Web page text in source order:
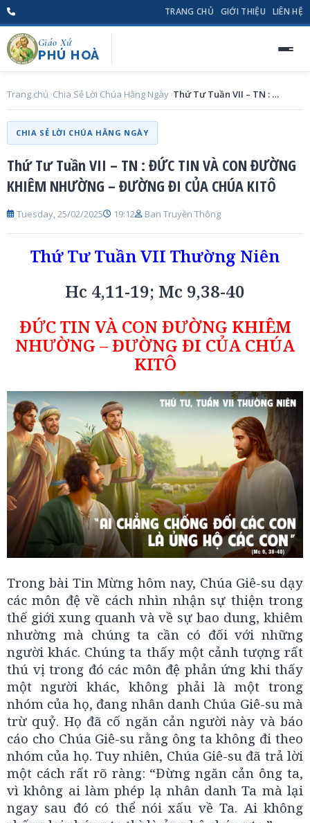
TRANG CHỦ GIỚI THIỆU LIÊN HỆ
Giáo Xứ
PHÚ HOÀ
Trang chủ Chia Sẻ Lời Chúa Hằng Ngày Thứ Tư Tuần VII – TN : ĐỨC TIN VÀ CON ĐƯỜNG KHIÊM NHƯỜNG – ĐƯỜNG ĐI CỦA CHÚA KITÔ
CHIA SẺ LỜI CHÚA HẰNG NGÀY
Thứ Tư Tuần VII – TN : ĐỨC TIN VÀ CON ĐƯỜNG
KHIÊM NHƯỜNG – ĐƯỜNG ĐI CỦA CHÚA KITÔ
Tuesday, 25/02/2025 19:12 Ban Truyền Thông
Thứ Tư Tuần VII Thường Niên
Hc 4,11-19; Mc 9,38-40
ĐỨC TIN VÀ CON ĐƯỜNG KHIÊM
NHƯỜNG – ĐƯỜNG ĐI CỦA CHÚA
KITÔ
Trong bài Tin Mừng hôm nay, Chúa Giê-su dạy
các môn đệ về cách nhìn nhận sự thiện trong
thế giới xung quanh và về sự bao dung, khiêm
nhường mà chúng ta cần có đối với những
người khác. Chúng ta thấy một cảnh tượng rất
thú vị trong đó các môn đệ phản ứng khi thấy
một người khác, không phải là một trong
nhóm của họ, đang nhân danh Chúa Giê-su mà
trừ quỷ. Họ đã cố ngăn cản người này và báo
cáo cho Chúa Giê-su rằng ông ta không đi theo
nhóm của họ. Tuy nhiên, Chúa Giê-su đã trả lời
một cách rất rõ ràng: “Đừng ngăn cản ông ta,
vì không ai làm phép lạ nhân danh Ta mà lại
ngay sau đó có thể nói xấu về Ta. Ai không